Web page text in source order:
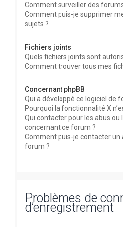
Comment surveiller des
Comment puis-je supprimer
sujets ?
Fichiers joints
Quels fichiers joints sont
Comment trouver tous mes
Concernant phpBB
Qui a développé ce logiciel de
Pourquoi la fonctionnalité X
Qui contacter pour les abus ou
concernant ce forum ?
Comment puis-je contacter un
forum ?
Problèmes de
d’enregistrement